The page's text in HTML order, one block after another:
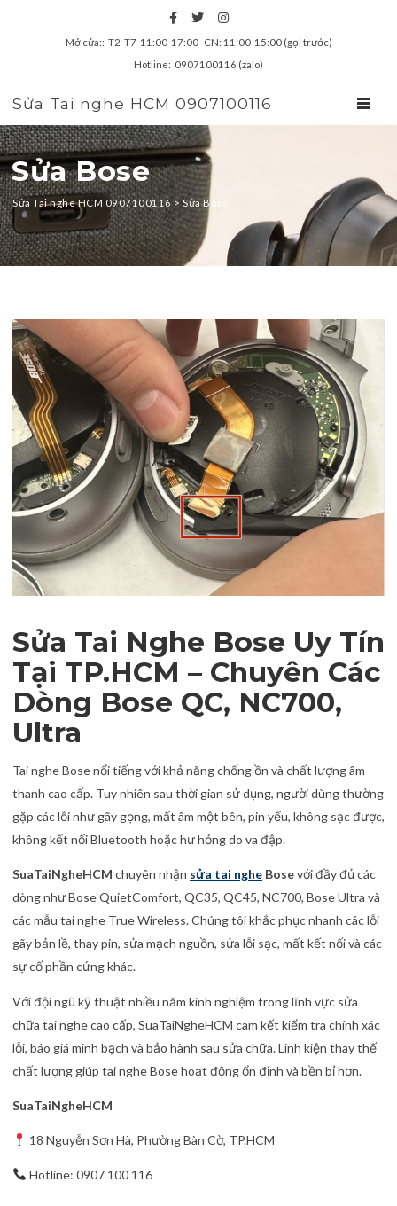
Mở cửa:: T2‑T7 11:00‑17:00 CN: 11:00‑15:00 (gọi trước)
Hotline: 0907100116 (zalo)
Sửa Tai nghe HCM 0907100116
Sửa Bose
Sửa Tai nghe HCM 0907100116 > Sửa Bose
zz
Sửa Tai Nghe Bose Uy Tín
Tại TP.HCM – Chuyên Các
Dòng Bose QC, NC700,
Ultra
Tai nghe Bose nổi tiếng với khả năng chống ồn và chất lượng âm
thanh cao cấp. Tuy nhiên sau thời gian sử dụng, người dùng thường
gặp các lỗi như gãy gọng, mất âm một bên, pin yếu, không sạc được,
không kết nối Bluetooth hoặc hư hỏng do va đập.
SuaTaiNgheHCM chuyên nhận sửa tai nghe Bosevới đầy đủ các
dòng như Bose QuietComfort, QC35, QC45, NC700, Bose Ultra và
các mẫu tai nghe True Wireless. Chúng tôi khắc phục nhanh các lỗi
gãy bản lề, thay pin, sửa mạch nguồn, sửa lỗi sạc, mất kết nối và các
sự cố phần cứng khác.
Với đội ngũ kỹ thuật nhiều năm kinh nghiệm trong lĩnh vực sửa
chữa tai nghe cao cấp, SuaTaiNgheHCM cam kết kiểm tra chính xác
lỗi, báo giá minh bạch và bảo hành sau sửa chữa. Linh kiện thay thế
chất lượng giúp tai nghe Bose hoạt động ổn định và bền bỉ hơn.
SuaTaiNgheHCM
18 Nguyễn Sơn Hà, Phường Bàn Cờ, TP.HCM
Hotline: 0907 100 116